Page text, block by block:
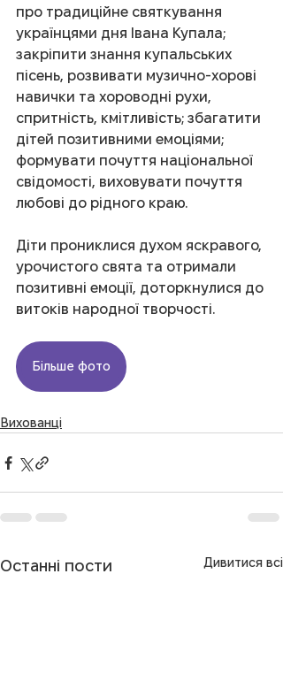
про традиційне святкування
українцями дня Івана Купала;
закріпити знання купальських
пісень, розвивати музично-хорові
навички та хороводні рухи,
спритність, кмітливість; збагатити
дітей позитивними емоціями;
формувати почуття національної
свідомості, виховувати почуття
любові до рідного краю.
Діти прониклися духом яскравого,
урочистого свята та отримали
позитивні емоції, доторкнулися до
витоків народної творчості.
Більше фото
Вихованці
Останні пости Дивитися всі